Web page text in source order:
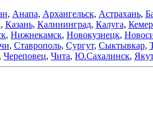
, Анапа, Архангельск, Астрахань,
, Казань, Калининград, Калуга,
, Нижнекамск, Новокузнецк,
, Ставрополь, Сургут, Сыктывкар,
, Череповец, Чита, Ю.Сахалинск,